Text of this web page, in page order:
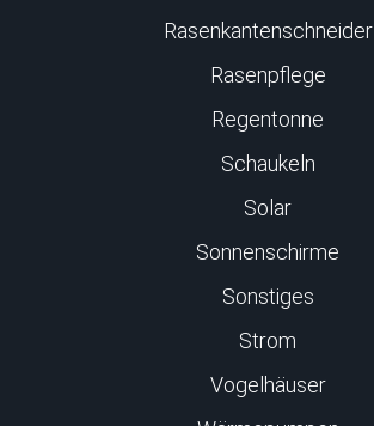
Rasenkantenschneider
Rasenpflege
Regentonne
Schaukeln
Solar
Sonnenschirme
Sonstiges
Strom
Vogelhäuser